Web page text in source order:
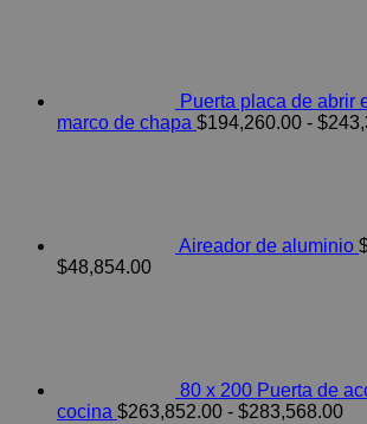
Puerta placa de abrir
marco de chapa $194,260.00 - $
Aireador de aluminio
$48,854.00Rango
$48,854.00
80 x 200 Puerta de
cocina $263,852.00 - $283,568.00